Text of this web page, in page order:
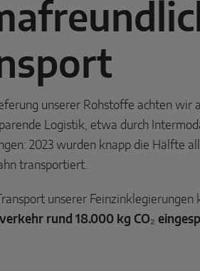
unserer Rohstoffe achten wir
Logistik, etwa durch
2023 wurden knapp die Hälfte
transportiert.
unserer Feinzinklegierungen
rund 18.000 kg CO₂